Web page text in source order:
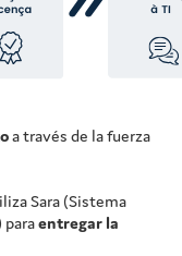
a través de la fuerza
Sara (Sistema
paraentregar la